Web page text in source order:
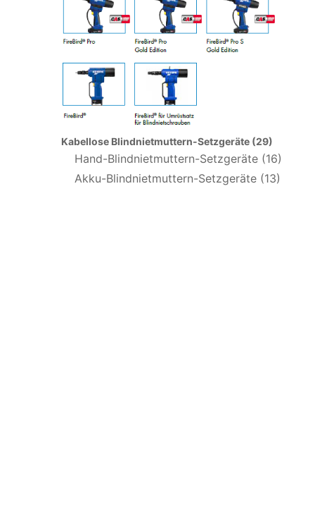
Kabellose Blindnietmuttern-Setzgeräte (29)
Hand-Blindnietmuttern-Setzgeräte (16)
Akku-Blindnietmuttern-Setzgeräte (13)